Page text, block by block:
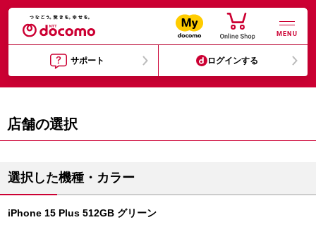
MENU
サポート ログインする
店舗の選択
選択した機種・カラー
iPhone 15 Plus 512GB グリーン